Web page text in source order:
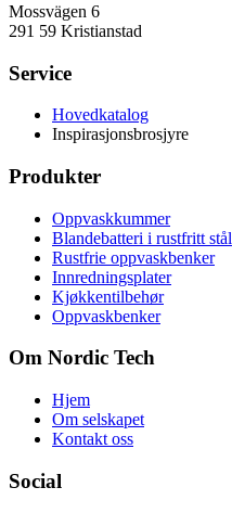
Mossvägen 6
291 59 Kristianstad
Service
Hovedkatalog
Inspirasjonsbrosjyre
Produkter
Oppvaskkummer
Blandebatteri i rustfritt stål
Rustfrie oppvaskbenker
Innredningsplater
Kjøkkentilbehør
Oppvaskbenker
Om Nordic Tech
Hjem
Om selskapet
Kontakt oss
Social